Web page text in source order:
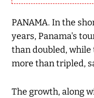
PANAMA. In the
years, Panama's
than doubled,
more than tripled,
The growth, along